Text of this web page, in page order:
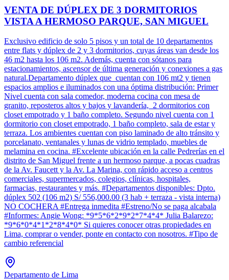
VENTA DE DÚPLEX DE 3 DORMITORIOS
VISTA A HERMOSO PARQUE, SAN MIGUEL
Exclusivo edificio de solo 5 pisos y un total de 10 departamentos
entre flats y dúplex de 2 y 3 dormitorios, cuyas áreas van desde los
46 m2 hasta los 106 m2. Además, cuenta con sótanos para
estacionamientos, ascensor de última generación y conexiones a gas
natural.Departamento dúplex que cuentan con 106 mt2 y tienen
espacios amplios e iluminados con una óptima distribución: Primer
Nivel cuenta con sala comedor, moderna cocina con mesa de
granito, reposteros altos y bajos y lavandería, 2 dormitorios con
closet empotrado y 1 baño completo. Segundo nivel cuenta con 1
dormitorio con closet empotrado, 1 baño completo, sala de estar y
terraza. Los ambientes cuentan con piso laminado de alto tránsito y
porcelanato, ventanales y lunas de vidrio templado, muebles de
melamina en cocina. #Excelente ubicación en la calle Pedrerías en el
distrito de San Miguel frente a un hermoso parque, a pocas cuadras
de la Av. Faucett y la Av. La Marina, con rápido acceso a centros
comerciales, supermercados, colegios, clínicas, hospitales,
farmacias, restaurantes y más. #Departamentos disponibles: Dpto.
dúplex 502 (106 m2) S/ 556,000.00 (3 hab + terraza - vista interna)
NO COCHERA #Entrega inmedita #Estreno/No se paga alcabala
#Informes: Angie Wong: *9*5*6*2*9*2*7*4*4* Julia Balarezo:
*9*6*0*4*1*2*8*4*0* Si quieres conocer otras propiedades en
Lima, comprar o vender, ponte en contacto con nosotros. #Tipo de
cambio referencial
Departamento de Lima